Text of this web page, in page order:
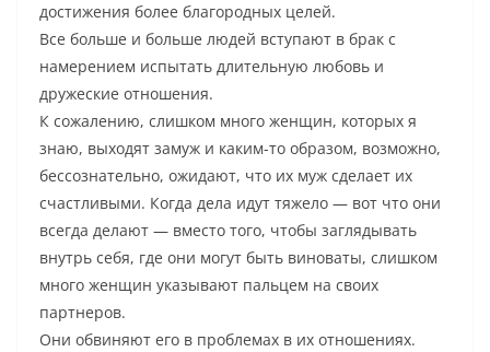
достижения более благородных целей.
Все больше и больше людей вступают в брак с
намерением испытать длительную любовь и
дружеские отношения.
К сожалению, слишком много женщин, которых я
знаю, выходят замуж и каким-то образом, возможно,
бессознательно, ожидают, что их муж сделает их
счастливыми. Когда дела идут тяжело — вот что они
всегда делают — вместо того, чтобы заглядывать
внутрь себя, где они могут быть виноваты, слишком
много женщин указывают пальцем на своих
партнеров.
Они обвиняют его в проблемах в их отношениях.